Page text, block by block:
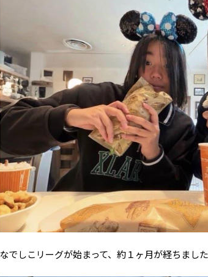
なでしこリーグが始まって、約１ヶ月が経ちました